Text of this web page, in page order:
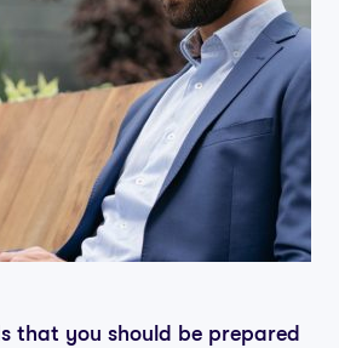
that you should be prepared